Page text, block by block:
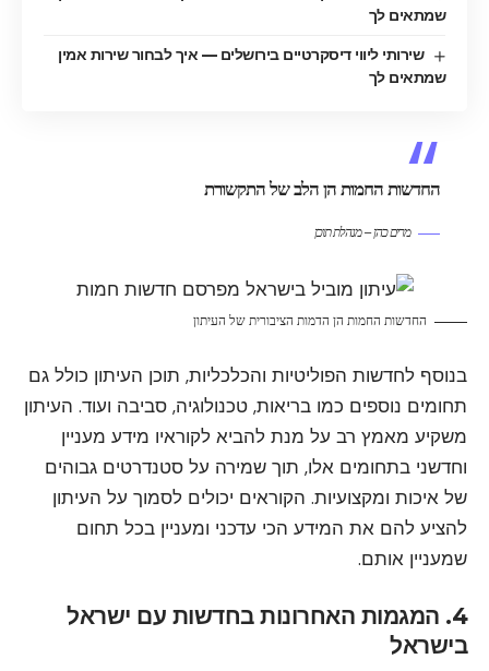
שמתאים לך
שירותי ליווי דיסקרטיים בירושלים — איך לבחור שירות אמין
שמתאים לך
החדשות החמות הן הלב של התקשורת
מרים כהן – מנהלת תוכן
החדשות החמות הן הדמות הציבורית של העיתון
בנוסף לחדשות הפוליטיות והכלכליות, תוכן העיתון כולל גם
תחומים נוספים כמו בריאות, טכנולוגיה, סביבה ועוד. העיתון
משקיע מאמץ רב על מנת להביא לקוראיו מידע מעניין
וחדשני בתחומים אלו, תוך שמירה על סטנדרטים גבוהים
של איכות ומקצועיות. הקוראים יכולים לסמוך על העיתון
להציע להם את המידע הכי עדכני ומעניין בכל תחום
שמעניין אותם.
4. המגמות האחרונות בחדשות עם ישראל
בישראל